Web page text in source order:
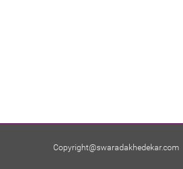
Copyright@swaradakhedekar.com